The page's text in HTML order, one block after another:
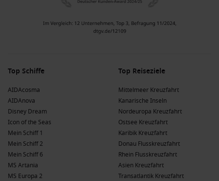
Südamerika
: Ein Kontinent voller Vielfalt, Geschichte und
Kultur. Von den Anden bis zu den atemberaubenden
beeindruckenden Berge und fesselnde Kultur. Buenos
Aires und die patagonische Landschaft sind besonders
bemerkenswert.
Brasilien
: Bekannt für seine lebendige Kultur, schönen
Strände und den
-Regenwald. Brasilien bietet
eine Fülle von aufregenden Erlebnissen.
Antarktis
: Eine der letzten wilden Regionen der Erde, die
faszinierende Flora und Fauna sowie unberührte
Landschaften bietet. Kreuzfahrten in die Antarktis sind ein
unvergessliches Erlebnis für Naturliebhaber.
Top Schiffe
AIDAcosma
AIDAnova
Disney Dream
Icon of the Seas
Mein Schiff 1
Mein Schiff 2
Mein Schiff 6
MS Artania
MS Europa 2
Top Reiseziele
Mittelmeer Kreuzfahrt
Kanarische Inseln
Nordeuropa Kreuzfahrt
Ostsee Kreuzfahrt
Karibik Kreuzfahrt
Donau Flusskreuzfahrt
Rhein Flusskreuzfahrt
Asien Kreuzfahrt
Transatlantik Kreuzfahrt